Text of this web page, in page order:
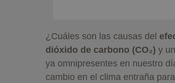
¿Cuáles son las causas del
dióxido de carbono (CO₂) y
ya omnipresentes en nuestro
cambio en el clima entraña